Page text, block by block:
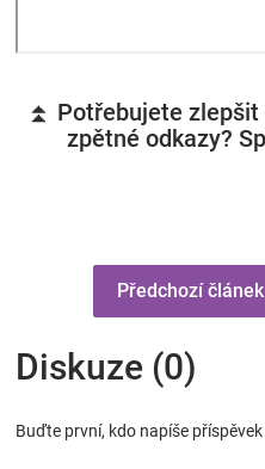
⏫ Potřebujete zlepšit
zpětné odkazy?
Předchozí článek
Diskuze (0)
Buďte první, kdo napíše